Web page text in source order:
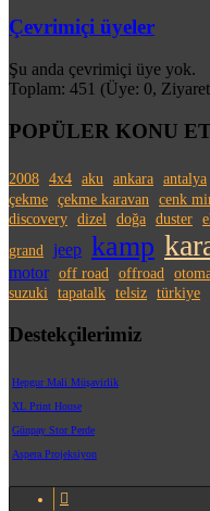
Çevrimiçi üyeler
Şu anda çevrimiçi üye yok.
Toplam: 451 (Üye: 0,
POPÜLER KONU
2008 4x4 aku ankara antalya
çekme çekme karavan cenk
discovery dizel doğa duster
grand jeep kamp
motor off road offroad
suzuki tapatalk telsiz türkiye
Destekçilerimiz
Hepgur Mali Müşavirlik
XL Print House
Günpay Stor Perde
Aspera Projeksiyon